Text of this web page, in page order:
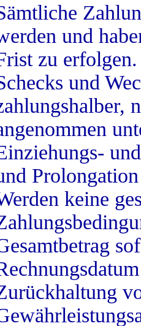
und
zu
und
keine